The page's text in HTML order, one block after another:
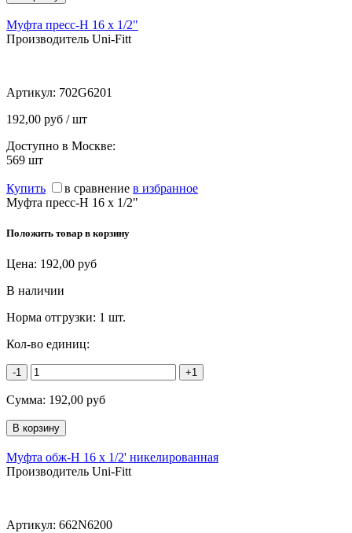
Муфта пресс-Н 16 х 1/2"
Производитель Uni-Fitt
Артикул: 702G6201
192,00 руб / шт
Доступно в Москве:
569 шт
Купить в сравнение в избранное
Муфта пресс-Н 16 х 1/2"
Положить товар в корзину
Цена: 192,00 руб
В наличии
Норма отгрузки: 1 шт.
Кол-во единиц:
-1 +1
Сумма: 192,00 руб
Муфта обж-Н 16 х 1/2' никелированная
Производитель Uni-Fitt
Артикул: 662N6200